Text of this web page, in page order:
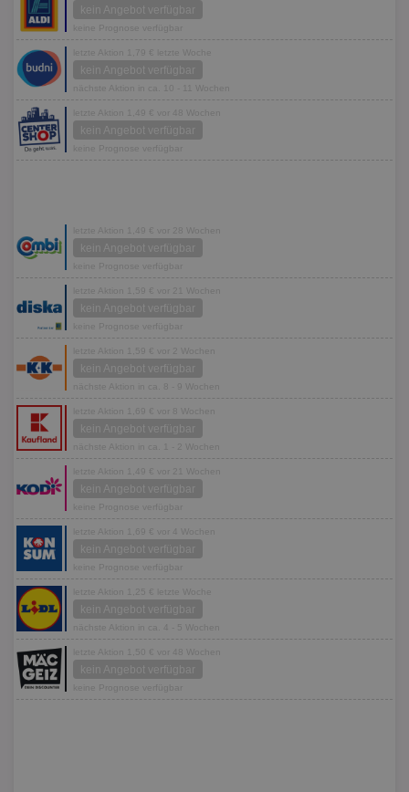
kein Angebot verfügbar
keine Prognose verfügbar
letzte Aktion 1,79 € letzte Woche
kein Angebot verfügbar
nächste Aktion in ca. 10 - 11 Wochen
letzte Aktion 1,49 € vor 48 Wochen
kein Angebot verfügbar
keine Prognose verfügbar
letzte Aktion 1,49 € vor 28 Wochen
kein Angebot verfügbar
keine Prognose verfügbar
letzte Aktion 1,59 € vor 21 Wochen
kein Angebot verfügbar
keine Prognose verfügbar
letzte Aktion 1,59 € vor 2 Wochen
kein Angebot verfügbar
nächste Aktion in ca. 8 - 9 Wochen
letzte Aktion 1,69 € vor 8 Wochen
kein Angebot verfügbar
nächste Aktion in ca. 1 - 2 Wochen
letzte Aktion 1,49 € vor 21 Wochen
kein Angebot verfügbar
keine Prognose verfügbar
letzte Aktion 1,69 € vor 4 Wochen
kein Angebot verfügbar
keine Prognose verfügbar
letzte Aktion 1,25 € letzte Woche
kein Angebot verfügbar
nächste Aktion in ca. 4 - 5 Wochen
letzte Aktion 1,50 € vor 48 Wochen
kein Angebot verfügbar
keine Prognose verfügbar